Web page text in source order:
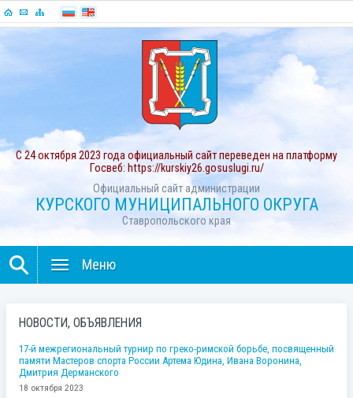
С 24 октября 2023 года официальный сайт переведен на платформу
Госвеб: https://kurskiy26.gosuslugi.ru/
Официальный сайт администрации
КУРСКОГО МУНИЦИПАЛЬНОГО ОКРУГА
Ставропольского края
Меню
НОВОСТИ, ОБЪЯВЛЕНИЯ
17-й межрегиональный турнир по греко-римской борьбе, посвященный
памяти Мастеров спорта России Артема Юдина, Ивана Воронина,
Дмитрия Дерманского
18 октября 2023